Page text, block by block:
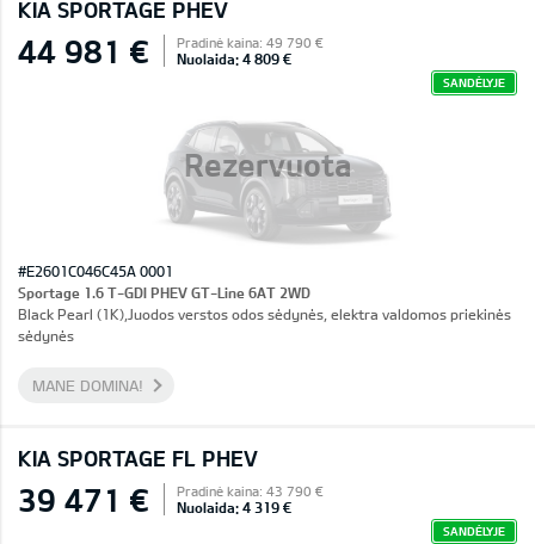
KIA SPORTAGE PHEV
Rezervuota
44 981 € Pradinė kaina: 49 790 €
Nuolaida: 4 809 €
SANDĖLYJE
#E2601C046C45A 0001
Sportage 1.6 T-GDI PHEV GT-Line 6AT 2WD
Black Pearl (1K),Juodos verstos odos sėdynės, elektra valdomos priekinės
sėdynės
MANE DOMINA!
KIA SPORTAGE FL PHEV
39 471 € Pradinė kaina: 43 790 €
Nuolaida: 4 319 €
SANDĖLYJE